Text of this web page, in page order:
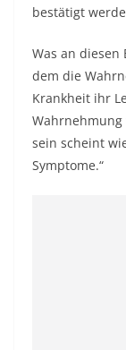
bestätigt
Was an diesen
dem die
Krankheit ihr
Wahrnehmung
sein scheint
Symptome.“